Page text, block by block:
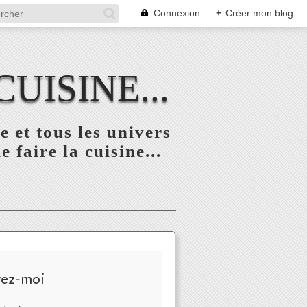
Connexion + Créer mon blog
et tous les univers
faire la cuisine...
moi